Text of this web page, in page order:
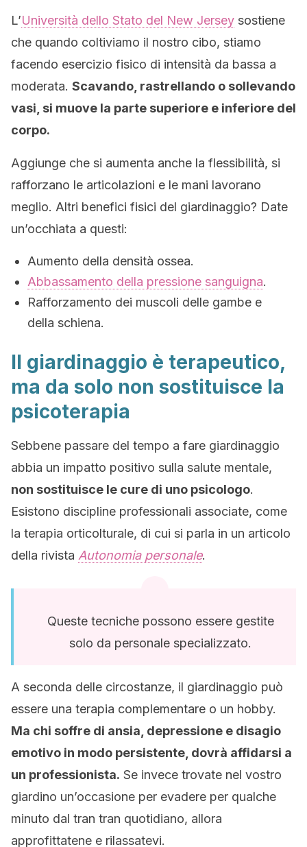
L’Università dello Stato del New Jersey sostiene
che quando coltiviamo il nostro cibo, stiamo
facendo esercizio fisico di intensità da bassa a
moderata. Scavando, rastrellando o sollevando
vasi, si muove la parte superiore e inferiore del
corpo.
Aggiunge che si aumenta anche la flessibilità, si
rafforzano le articolazioni e le mani lavorano
meglio. Altri benefici fisici del giardinaggio? Date
un’occhiata a questi:
Aumento della densità ossea.
Abbassamento della pressione sanguigna.
Rafforzamento dei muscoli delle gambe e
della schiena.
Il giardinaggio è terapeutico,
ma da solo non sostituisce la
psicoterapia
Sebbene passare del tempo a fare giardinaggio
abbia un impatto positivo sulla salute mentale,
non sostituisce le cure di uno psicologo.
Esistono discipline professionali associate, come
la terapia orticolturale, di cui si parla in un articolo
della rivista Autonomia personale.
Queste tecniche possono essere gestite
solo da personale specializzato.
A seconda delle circostanze, il giardinaggio può
essere una terapia complementare o un hobby.
Ma chi soffre di ansia, depressione e disagio
emotivo in modo persistente, dovrà affidarsi a
un professionista. Se invece trovate nel vostro
giardino un’occasione per evadere per qualche
minuto dal tran tran quotidiano, allora
approfittatene e rilassatevi.